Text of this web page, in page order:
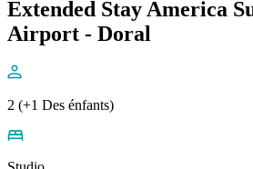
Extended Stay America
Airport - Doral
2 (+1 Des énfants)